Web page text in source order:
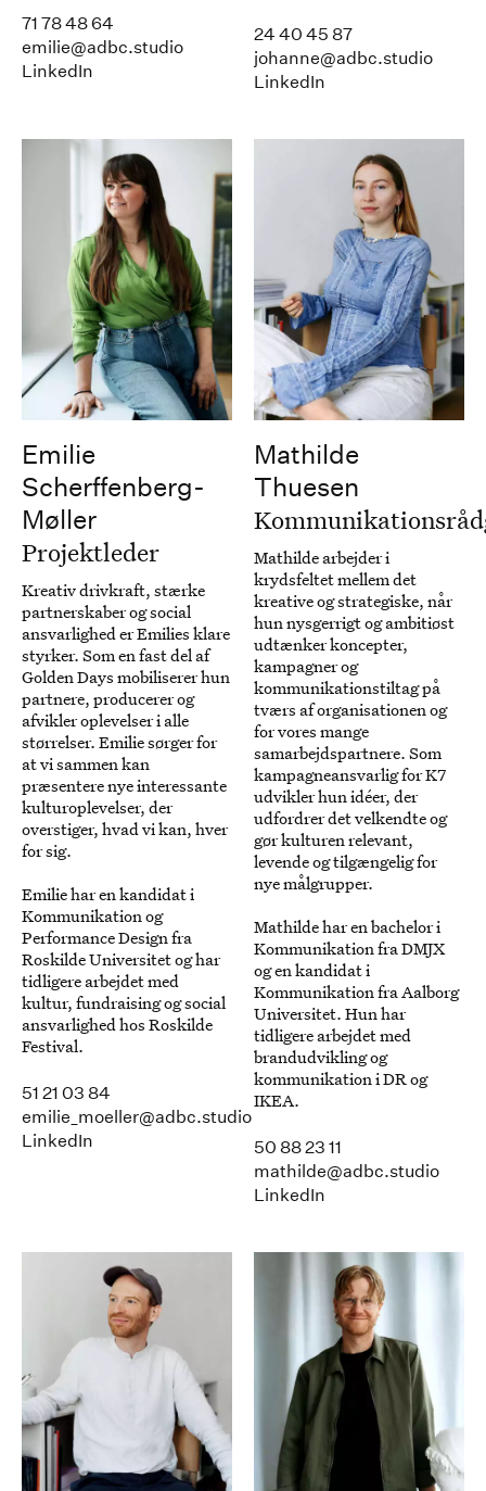
71 78 48 64
emilie@adbc.studio
LinkedIn
24 40 45 87
johanne@adbc.studio
LinkedIn
Emilie
Scherffenberg-
Møller
Projektleder
Kreativ drivkraft, stærke
partnerskaber og social
ansvarlighed er Emilies klare
styrker. Som en fast del af
Golden Days mobiliserer hun
partnere, producerer og
afvikler oplevelser i alle
størrelser. Emilie sørger for
at vi sammen kan
præsentere nye interessante
kulturoplevelser, der
overstiger, hvad vi kan, hver
for sig.
Emilie har en kandidat i
Kommunikation og
Performance Design fra
Roskilde Universitet og har
tidligere arbejdet med
kultur, fundraising og social
ansvarlighed hos Roskilde
Festival.
51 21 03 84
emilie_moeller@adbc.studio
LinkedIn
Mathilde
Thuesen
Mathilde arbejder i
krydsfeltet mellem det
kreative og strategiske, når
hun nysgerrigt og ambitiøst
udtænker koncepter,
kampagner og
kommunikationstiltag på
tværs af organisationen og
for vores mange
samarbejdspartnere. Som
kampagneansvarlig for K7
udvikler hun idéer, der
udfordrer det velkendte og
gør kulturen relevant,
levende og tilgængelig for
nye målgrupper.
Mathilde har en bachelor i
Kommunikation fra DMJX
og en kandidat i
Kommunikation fra Aalborg
Universitet. Hun har
tidligere arbejdet med
brandudvikling og
kommunikation i DR og
IKEA.
50 88 23 11
mathilde@adbc.studio
LinkedIn